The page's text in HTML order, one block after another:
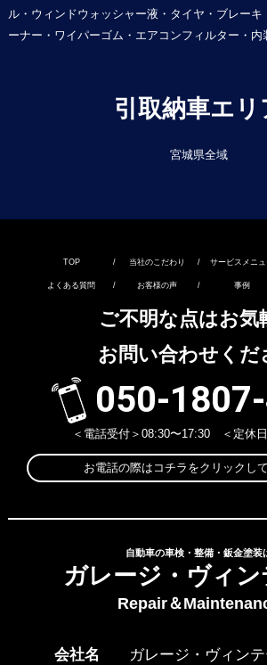
ル・ウィンドウォッシャー液・タイヤ・ブレーキ
ーナー・ワイパーゴム・エアコンフィルター・内
引取納車エリ
宮城県全域
TOP / 当社のこだわり / サービスメニ
よくある質問 / お客様の声 / 事例
ご不明な点はお気
お問い合わせくだ
050-
＜電話受付＞08:30〜17:30 ＜定休
お電話の際はコチラをクリックし
自動車の車検・整備・鈑金塗装
ガレージ・ヴィン
Repair＆
会社名 ガレージ・ヴィン